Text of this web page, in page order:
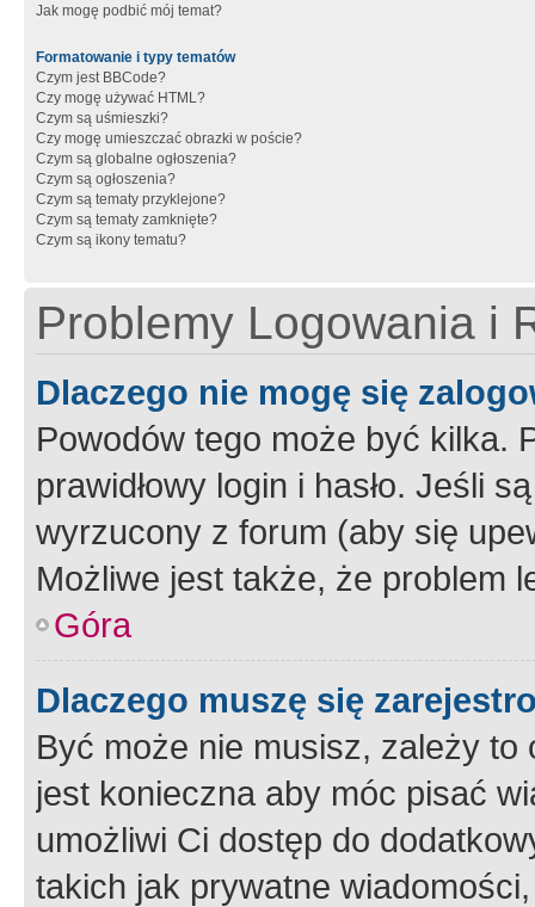
Jak mogę podbić mój temat?
Formatowanie i typy tematów
Czym jest BBCode?
Czy mogę używać HTML?
Czym są uśmieszki?
Czy mogę umieszczać obrazki w poście?
Czym są globalne ogłoszenia?
Czym są ogłoszenia?
Czym są tematy przyklejone?
Czym są tematy zamknięte?
Czym są ikony tematu?
Problemy Logowania i
Dlaczego nie mogę się
Powodów tego może być kilka.
prawidłowy login i hasło. Jeśli
wyrzucony z forum (aby się
Możliwe jest także, że problem
Góra
Dlaczego muszę się
Być może nie musisz, zależy
jest konieczna aby móc pisać
umożliwi Ci dostęp do
takich jak prywatne